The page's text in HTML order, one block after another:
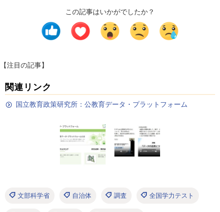
この記事はいかがでしたか？
【注目の記事】
関連リンク
国立教育政策研究所：公教育データ・プラットフォーム
文部科学省 自治体 調査 全国学力テスト